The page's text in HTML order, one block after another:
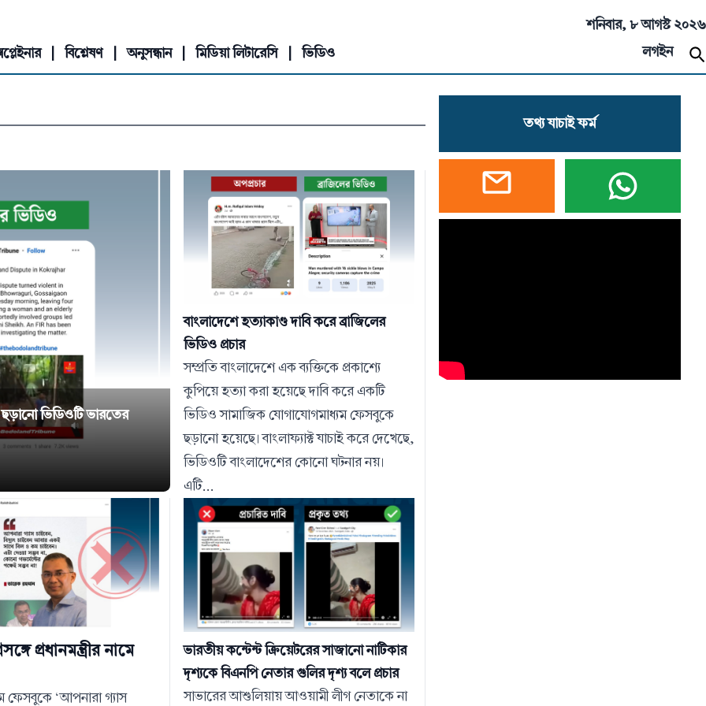
শনিবার, ৮ আগস্ট ২০২৬
লগইন
বিশ্লেষণ অনুসন্ধান মিডিয়া লিটারেসি ভিডিও
ছড়ানো ভিডিওটি ভারতের
ছড়ানো ভিডিওটি ভারতের
বাংলাদেশে হত্যাকাণ্ড দাবি করে ব্রাজিলের
ভিডিও প্রচার
সম্প্রতি বাংলাদেশে এক ব্যক্তিকে প্রকাশ্যে
কুপিয়ে হত্যা করা হয়েছে দাবি করে একটি
ভিডিও সামাজিক যোগাযোগমাধ্যম ফেসবুকে
ছড়ানো হয়েছে। বাংলাফ্যাক্ট যাচাই করে দেখেছে,
ভিডিওটি বাংলাদেশের কোনো ঘটনার নয়।
এটি...
প্রধানমন্ত্রীর নামে
ফেসবুকে ‘আপনারা গ্যাস
ভারতীয় কন্টেন্ট ক্রিয়েটরের সাজানো নাটিকার
দৃশ্যকে বিএনপি নেতার গুলির দৃশ্য বলে প্রচার
সাভারের আশুলিয়ায় আওয়ামী লীগ নেতাকে না
তথ্য যাচাই ফর্ম